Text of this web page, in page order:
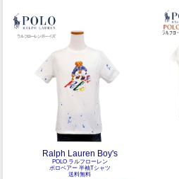
Ralph Lauren Boy's
POLO ラルフローレン
ポロベアー 半袖Tシャツ
送料無料